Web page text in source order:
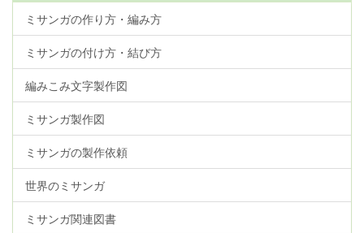
ミサンガの作り方・編み方
ミサンガの付け方・結び方
編みこみ文字製作図
ミサンガ製作図
ミサンガの製作依頼
世界のミサンガ
ミサンガ関連図書